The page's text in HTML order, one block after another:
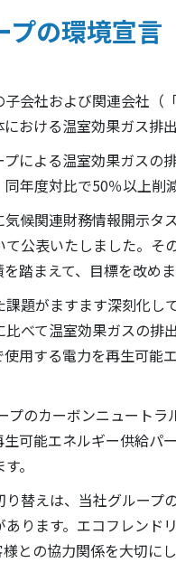
プの環境宣言
会社および関連会社（
おける温室効果ガス排
による温室効果ガスの
年度対比で50％以上削
候関連財務情報開示タ
公表いたしました。
踏まえて、目標を改めま
題がますます深刻化し
べて温室効果ガスの排
用する電力を再生可
のカーボンニュート
可能エネルギー供給パ
。
替えは、当社グループ
あります。エコフレン
との協力関係を大切に